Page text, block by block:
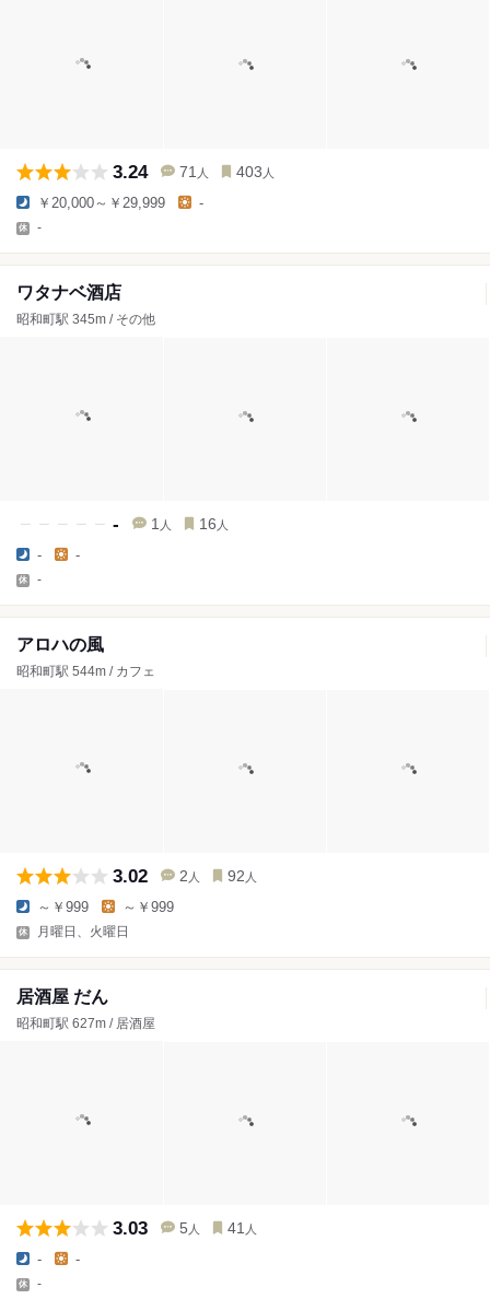
3.24 71 人 403 人
￥20,000～￥29,999 -
-
ワタナベ酒店
昭和町駅 345m / その他
- 1 人 16 人
- -
-
アロハの風
昭和町駅 544m / カフェ
3.02 2 人 92 人
～￥999 ～￥999
月曜日、火曜日
居酒屋 だん
昭和町駅 627m / 居酒屋
3.03 5 人 41 人
- -
-